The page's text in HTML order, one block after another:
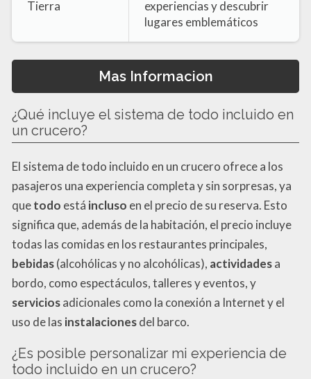
Tierra
experiencias y descubrir
lugares emblemáticos
Mas Informacion
¿Qué incluye el sistema de todo incluido en
un crucero?
El sistema de todo incluido en un crucero ofrece a los
pasajeros una experiencia completa y sin sorpresas, ya
quetodo está incluso en el precio de su reserva. Esto
significa que, además de la habitación, el precio incluye
todas las comidas en los restaurantes principales,
bebidas(alcohólicas y no alcohólicas), actividadesa
bordo, como espectáculos, talleres y eventos, y
serviciosadicionales como la conexión a Internet y el
uso de las instalacionesdel barco.
¿Es posible personalizar mi experiencia de
todo incluido en un crucero?